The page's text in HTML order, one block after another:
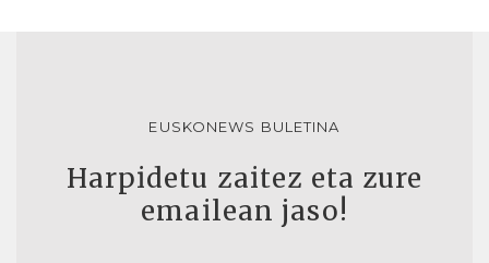
EUSKONEWS BULETINA
Harpidetu zaitez eta zure
emailean jaso!